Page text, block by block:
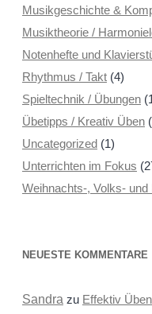
Musikgeschichte &
Musiktheorie /
Notenhefte und
Rhythmus / Takt(4)
Spieltechnik / Übungen
Übetipps / Kreativ Üben
Uncategorized(1)
Unterrichten im Fokus
Weihnachts-, Volks- und
NEUESTE KOMMENTARE
Sandra zu Effektiv